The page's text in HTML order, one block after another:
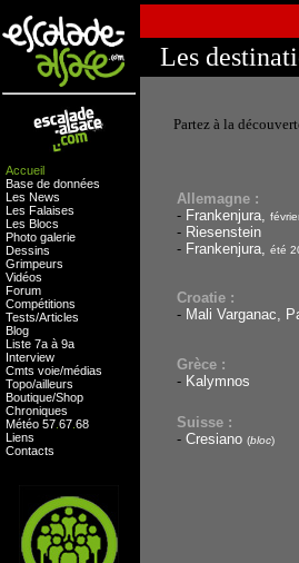
Accueil
Base de données
Les News
Les Falaises
Les Blocs
Photo galerie
Dessins
Grimpeurs
Vidéos
Forum
Compétitions
Tests/Articles
Blog
Liste 7a à 9a
Interview
Cmts voie/médias
Topo/ailleurs
Boutique/Shop
Chroniques
Météo 57 67 68
Liens
Contacts
Les
Partez à la
Allemagne :
- Frankenjura,
- Riesenstein
- Frankenjura, été
Croatie :
- Mali Varganac,
Grèce :
- Kalymnos
Suisse :
- Cresiano (bloc)